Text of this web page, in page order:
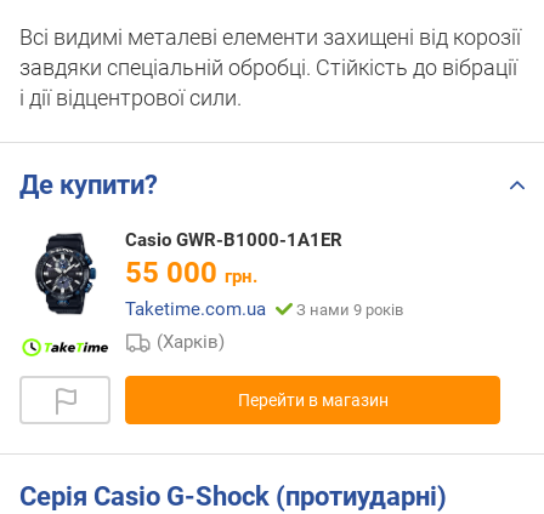
Всі видимі металеві елементи захищені від корозії
завдяки спеціальній обробці. Стійкість до вібрації
і дії відцентрової сили.
Де купити?
Casio GWR-B1000-1A1ER
55 000 грн.
Taketime.com.ua
З нами 9 років
(Харків)
Перейти в магазин
Серія Casio G-Shock (протиударні)